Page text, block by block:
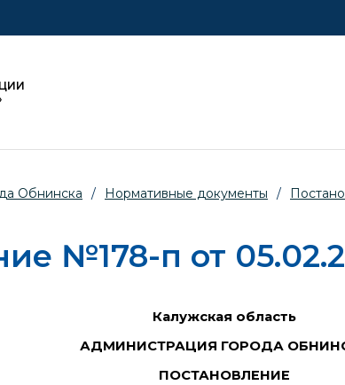
Обнинска / Нормативные документы /
№178-п от
Калужская область
АДМИНИСТРАЦИЯ ГОРОДА
ПОСТАНОВЛЕНИЕ